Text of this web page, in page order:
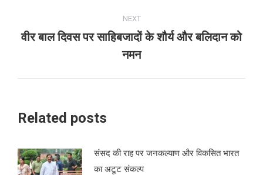
NEXT
Next
post:
वीर बाल दिवस पर साहिबजादों के शौर्य और बलिदान को
नमन
Related posts
संसद की राह पर जनकल्याण और विकसित भारत
का अटूट संकल्प